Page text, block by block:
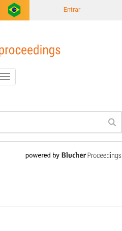
Entrar
Toggle
navigation